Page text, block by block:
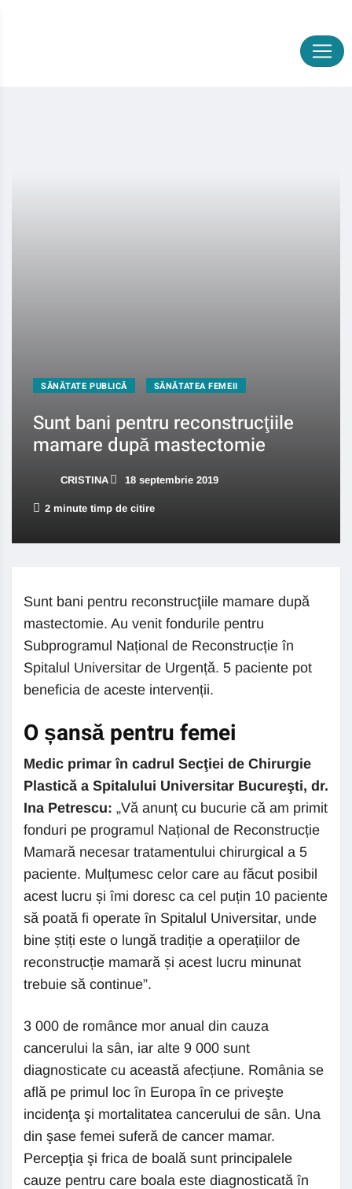
SĂNĂTATE PUBLICĂ SĂNĂTATEA FEMEII
Sunt bani pentru reconstrucţiile
mamare după mastectomie
CRISTINA 18 septembrie 2019
2 minute timp de citire
Sunt bani pentru reconstrucţiile mamare după
mastectomie. Au venit fondurile pentru
Subprogramul Național de Reconstrucție în
Spitalul Universitar de Urgență. 5 paciente pot
beneficia de aceste intervenții.
O șansă pentru femei
Medic primar în cadrul Secţiei de Chirurgie
Plastică a Spitalului Universitar Bucureşti, dr.
Ina Petrescu: „Vă anunț cu bucurie că am primit
fonduri pe programul Național de Reconstrucție
Mamară necesar tratamentului chirurgical a 5
paciente. Mulțumesc celor care au făcut posibil
acest lucru și îmi doresc ca cel puțin 10 paciente
să poată fi operate în Spitalul Universitar, unde
bine știți este o lungă tradiție a operațiilor de
reconstrucție mamară și acest lucru minunat
trebuie să continue”.
3 000 de românce mor anual din cauza
cancerului la sân, iar alte 9 000 sunt
diagnosticate cu această afecțiune. România se
află pe primul loc în Europa în ce priveşte
incidenţa şi mortalitatea cancerului de sân. Una
din şase femei suferă de cancer mamar.
Percepţia şi frica de boală sunt principalele
cauze pentru care boala este diagnosticată în